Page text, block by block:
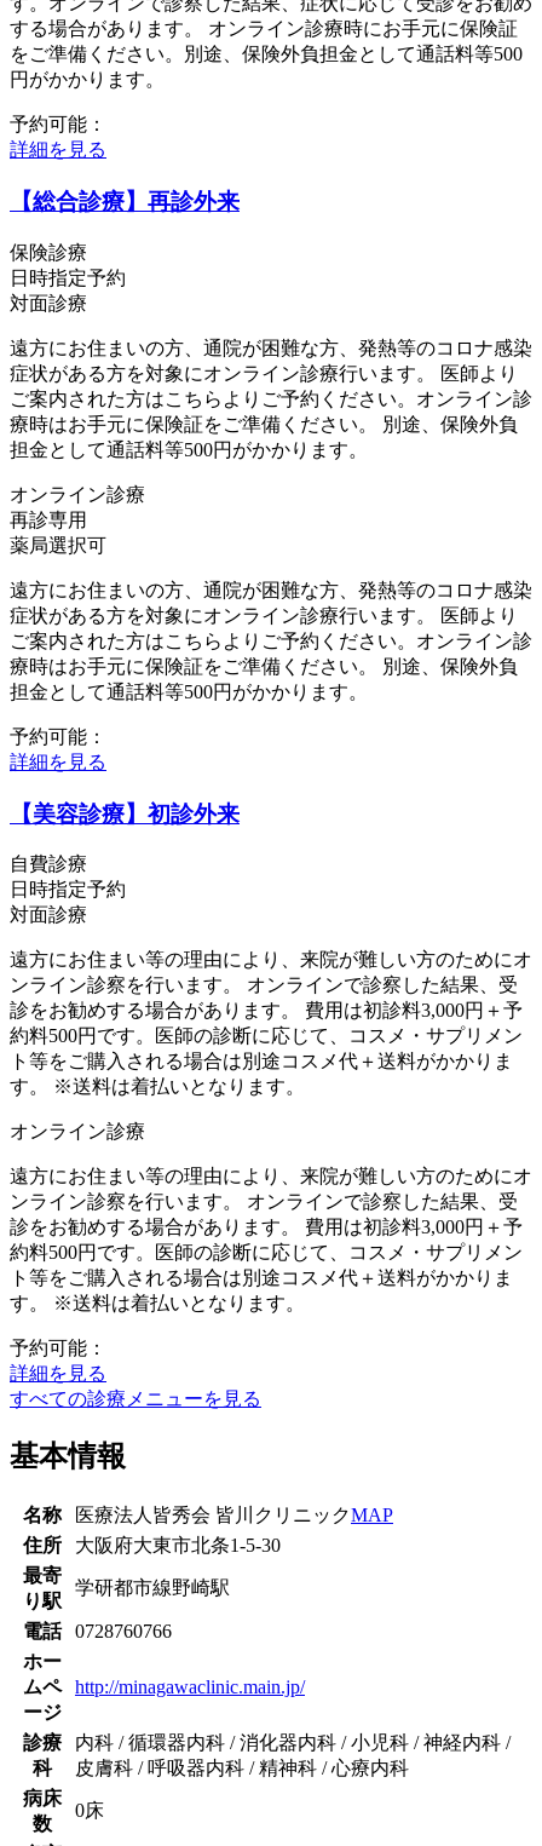
する場合があります。 オンライン診療時にお手元に保険証
をご準備ください。別途、保険外負担金として通話料等500
円がかかります。
予約可能：
詳細を見る
【総合診療】再診外来
保険診療
日時指定予約
対面診療
遠方にお住まいの方、通院が困難な方、発熱等のコロナ感染
症状がある方を対象にオンライン診療行います。 医師より
ご案内された方はこちらよりご予約ください。オンライン診
療時はお手元に保険証をご準備ください。 別途、保険外負
担金として通話料等500円がかかります。
オンライン診療
再診専用
薬局選択可
遠方にお住まいの方、通院が困難な方、発熱等のコロナ感染
症状がある方を対象にオンライン診療行います。 医師より
ご案内された方はこちらよりご予約ください。オンライン診
療時はお手元に保険証をご準備ください。 別途、保険外負
担金として通話料等500円がかかります。
予約可能：
詳細を見る
【美容診療】初診外来
自費診療
日時指定予約
対面診療
遠方にお住まい等の理由により、来院が難しい方のためにオ
ンライン診察を行います。 オンラインで診察した結果、受
診をお勧めする場合があります。 費用は初診料3,000円＋予
約料500円です。医師の診断に応じて、コスメ・サプリメン
ト等をご購入される場合は別途コスメ代＋送料がかかりま
す。 ※送料は着払いとなります。
オンライン診療
遠方にお住まい等の理由により、来院が難しい方のためにオ
ンライン診察を行います。 オンラインで診察した結果、受
診をお勧めする場合があります。 費用は初診料3,000円＋予
約料500円です。医師の診断に応じて、コスメ・サプリメン
ト等をご購入される場合は別途コスメ代＋送料がかかりま
す。 ※送料は着払いとなります。
予約可能：
詳細を見る
すべての診療メニューを見る
基本情報
名称 医療法人皆秀会 皆川クリニックMAP
住所
大阪府大東市北条1-5-30
最寄
り駅
学研都市線野崎駅
電話
0728760766
ホー
ムペ
ージ
http://minagawaclinic.main.jp/
診療
科
内科 / 循環器内科 / 消化器内科 / 小児科 / 神経内科 /
皮膚科 / 呼吸器内科 / 精神科 / 心療内科
病床
数
0床